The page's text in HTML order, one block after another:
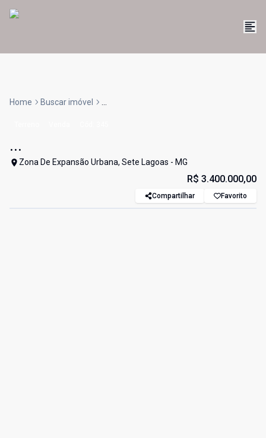
Home Buscar imóvel ...
...
Zona De Expansão Urbana, Sete Lagoas - MG
R$ 3.400.000,00
Compartilhar Favorito